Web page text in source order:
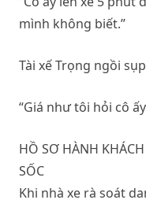
mình không biết.”
Tài xế Trọng ngồi
“Giá như tôi hỏi cô
HỒ SƠ HÀNH
SỐC
Khi nhà xe rà soát